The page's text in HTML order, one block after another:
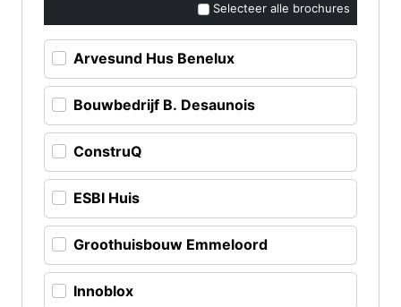
Selecteer alle brochures
Arvesund Hus Benelux
Bouwbedrijf B. Desaunois
ConstruQ
ESBI Huis
Groothuisbouw Emmeloord
Innoblox